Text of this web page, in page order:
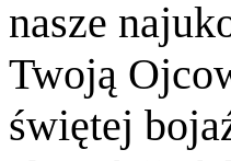
nasze
Twoją
świętej